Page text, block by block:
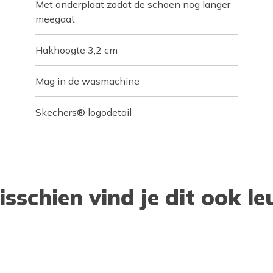
Met onderplaat zodat de schoen nog langer
meegaat
Hakhoogte 3,2 cm
Mag in de wasmachine
Skechers® logodetail
vind je dit ook